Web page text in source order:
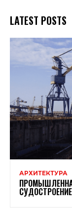
LATEST POSTS
АРХИТЕКТУРА